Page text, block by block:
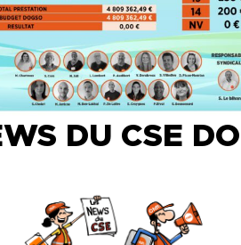
DU CSE